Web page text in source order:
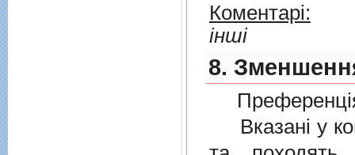
Коментарі:
інші
8.
Вказані у